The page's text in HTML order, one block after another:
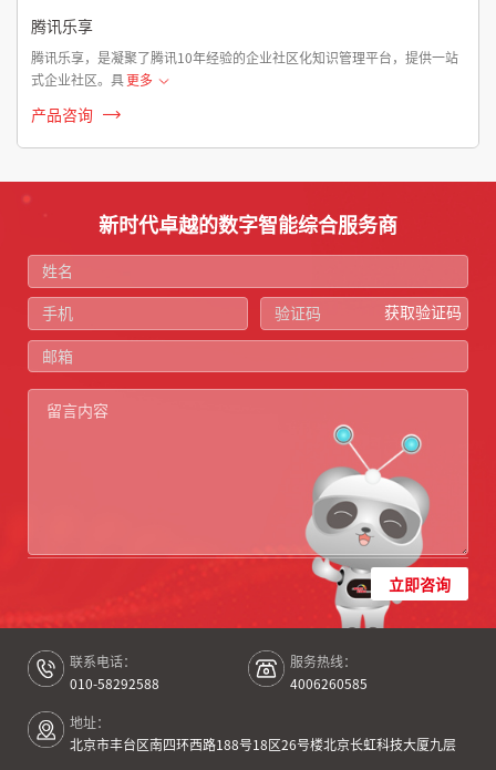
腾讯乐享
腾讯乐享，是凝聚了腾讯10年经验的企业社区化知识管理平台，提供一站
式企业社区。具更多
产品咨询
新时代卓越的数字智能综合服务商
获取验证码
立即咨询
联系电话：
010-58292588
服务热线：
4006260585
地址：
北京市丰台区南四环西路188号18区26号楼北京长虹科技大厦九层